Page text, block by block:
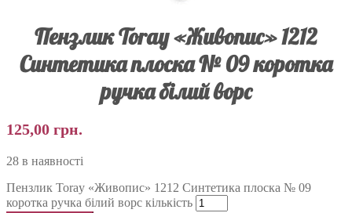
Пензлик Toray «Живопис» 1212
Синтетика плоска № 09 коротка
ручка білий ворс
125,00 грн.
28 в наявності
Пензлик Toray «Живопис» 1212 Синтетика плоска № 09
коротка ручка білий ворс кількість